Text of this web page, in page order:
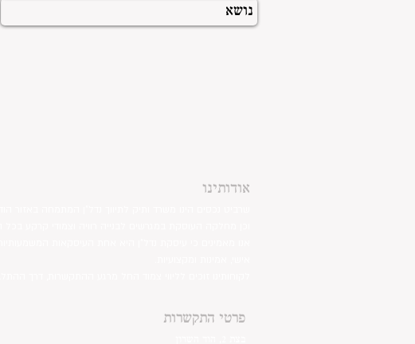
אודותינו
פרטי התקשרות